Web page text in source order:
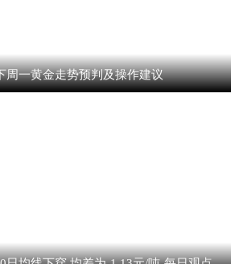
周一黄金走势预判及操作建议